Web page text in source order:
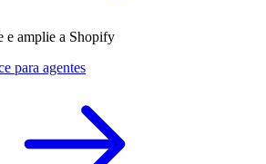
e amplie a Shopify
para agentes